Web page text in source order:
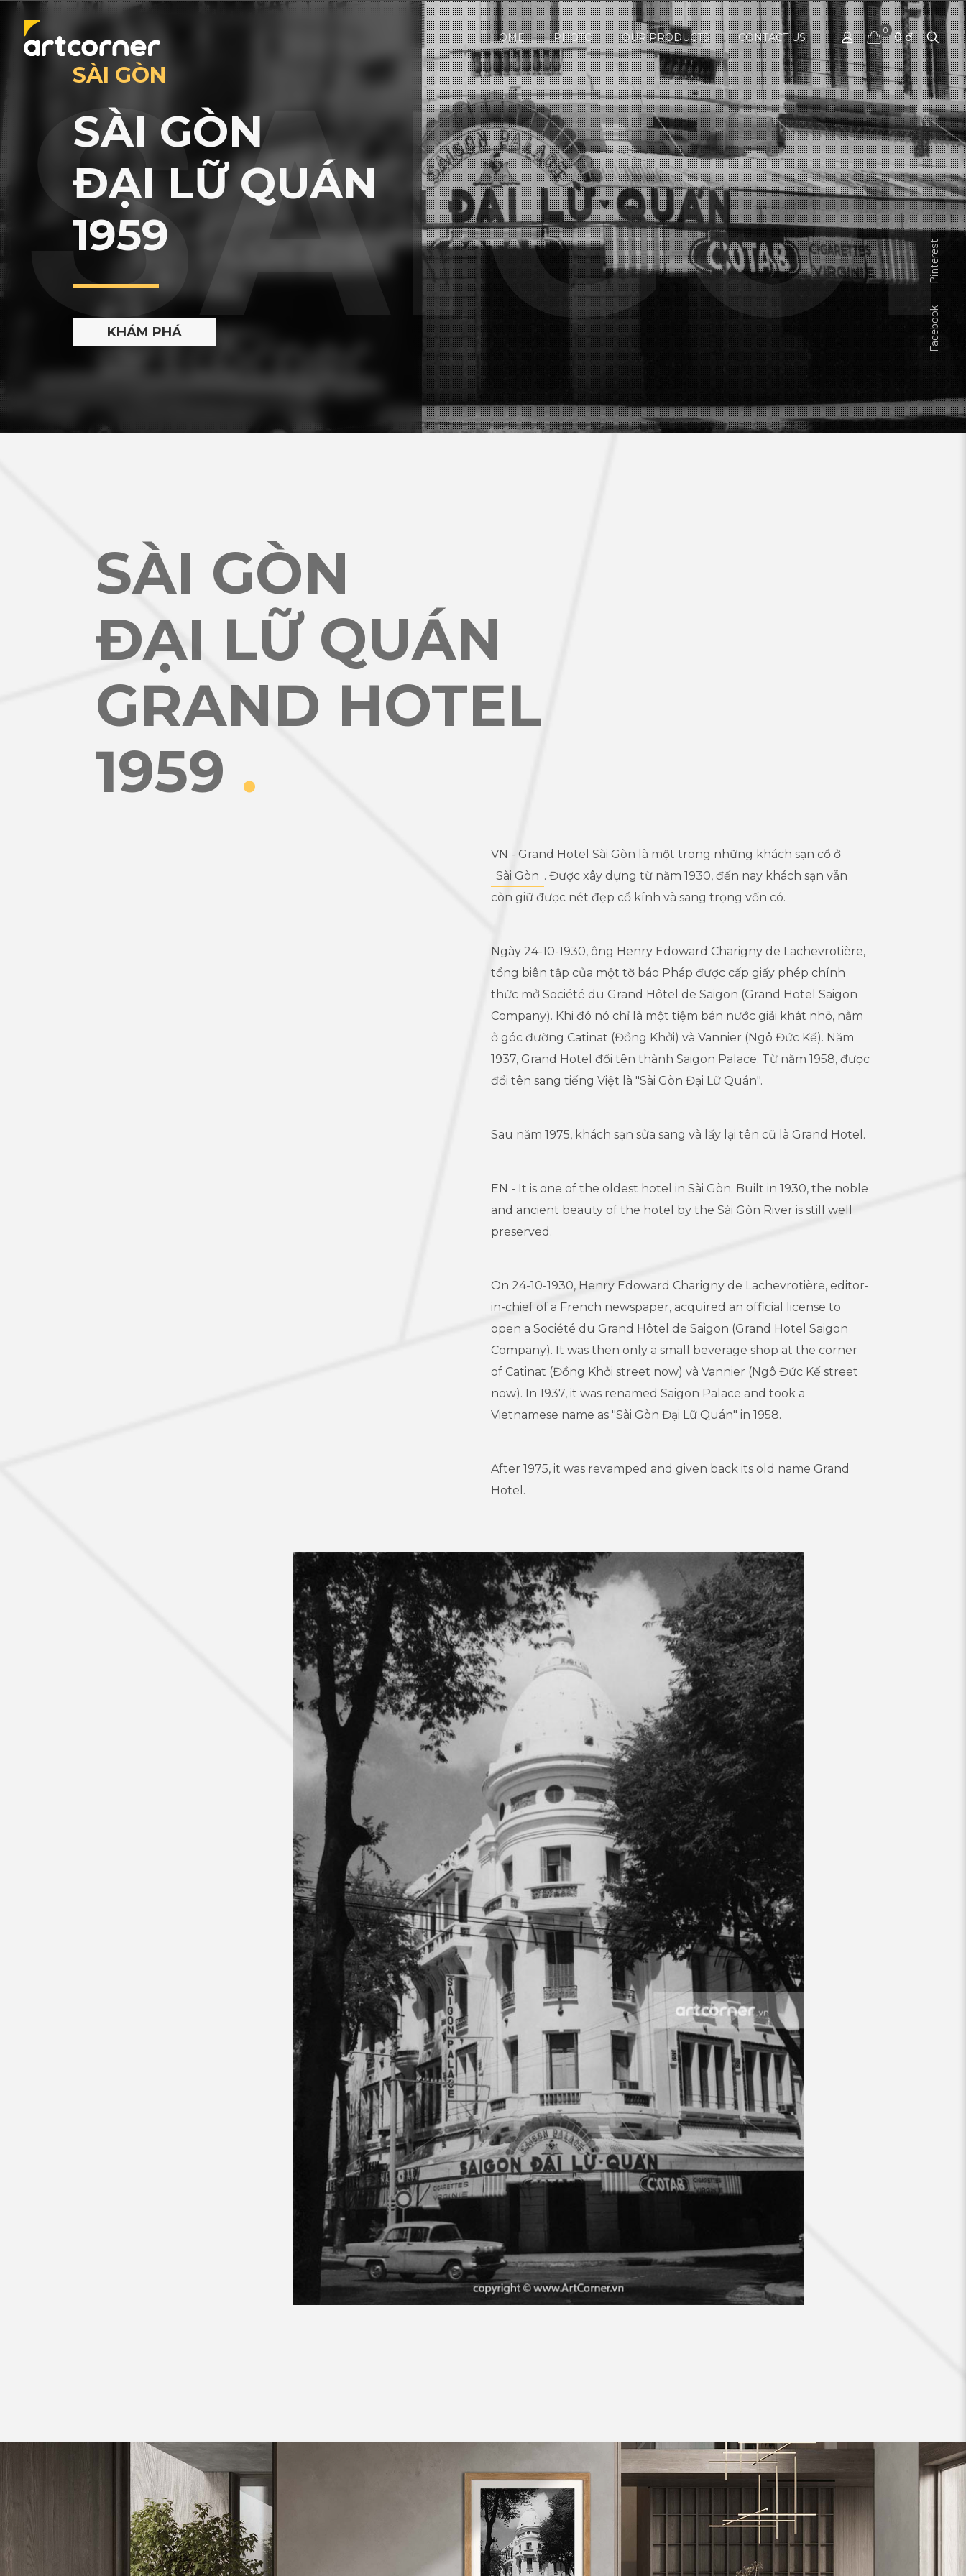
HOME PHOTO OUR PRODUCTS CONTACT US
0 0 ₫
SÀI GÒN
ĐẠI LỮ QUÁN
GRAND HOTEL
1959 .
VN - Grand Hotel Sài Gòn là một trong những khách sạn cổ ở
Sài Gòn . Được xây dựng từ năm 1930, đến nay khách sạn vẫn
còn giữ được nét đẹp cổ kính và sang trọng vốn có.
Ngày 24-10-1930, ông Henry Edoward Charigny de Lachevrotière,
tổng biên tập của một tờ báo Pháp được cấp giấy phép chính
thức mở Société du Grand Hôtel de Saigon (Grand Hotel Saigon
Company). Khi đó nó chỉ là một tiệm bán nước giải khát nhỏ, nằm
ở góc đường Catinat (Đồng Khởi) và Vannier (Ngô Đức Kế). Năm
1937, Grand Hotel đổi tên thành Saigon Palace. Từ năm 1958, được
đổi tên sang tiếng Việt là "Sài Gòn Đại Lữ Quán".
Sau năm 1975, khách sạn sửa sang và lấy lại tên cũ là Grand Hotel.
EN - It is one of the oldest hotel in Sài Gòn. Built in 1930, the noble
and ancient beauty of the hotel by the Sài Gòn River is still well
preserved.
On 24-10-1930, Henry Edoward Charigny de Lachevrotière, editor-
in-chief of a French newspaper, acquired an official license to
open a Société du Grand Hôtel de Saigon (Grand Hotel Saigon
Company). It was then only a small beverage shop at the corner
of Catinat (Đồng Khởi street now) và Vannier (Ngô Đức Kế street
now). In 1937, it was renamed Saigon Palace and took a
Vietnamese name as "Sài Gòn Đại Lữ Quán" in 1958.
After 1975, it was revamped and given back its old name Grand
Hotel.